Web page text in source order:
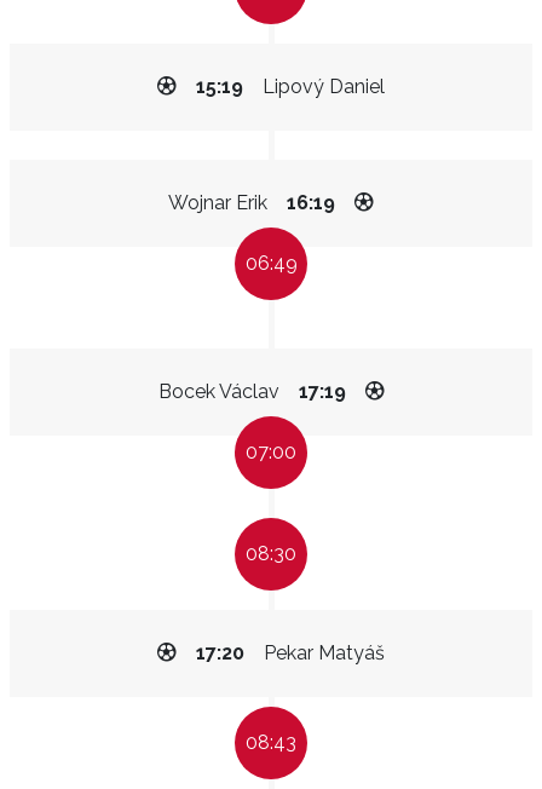
Lipový Daniel
15:19
Wojnar Erik 16:19
06:49
Bocek Václav 17:19
07:00
08:30
Pekar Matyáš
17:20
08:43